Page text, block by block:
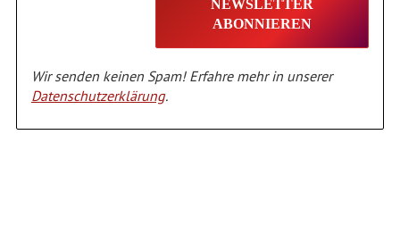
Wir senden keinen Spam! Erfahre mehr in unserer
Datenschutzerklärung.
Alternative: